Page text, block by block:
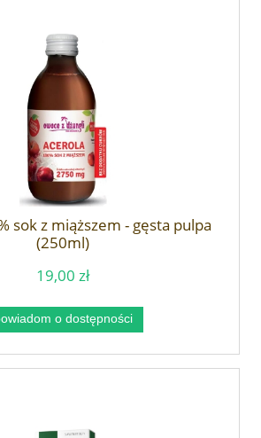
sok z miąższem - gęsta pulpa
(250ml)
19,00 zł
o dostępności